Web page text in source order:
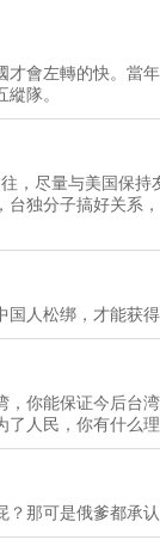
會左轉的快。當
隊。
，尽量与美国保
独分子搞好关系
国人松绑，才能获
你能保证今后台
人民，你有什么
？那可是俄爹都承